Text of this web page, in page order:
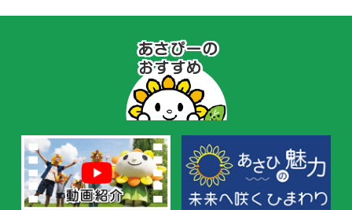
の
お
す
め